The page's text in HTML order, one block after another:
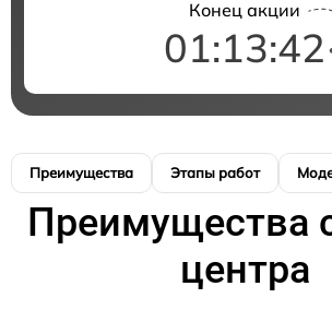
Конец акции
01:13:41
Преимущества Этапы работ
Преимущества
центра